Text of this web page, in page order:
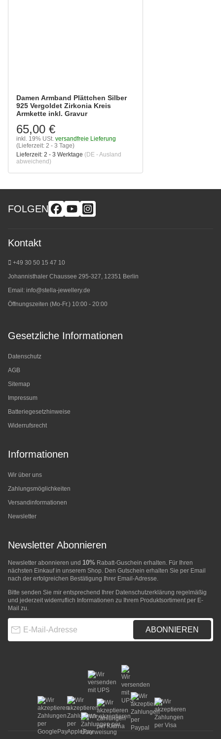
Damen Armband Plättchen Silber
925 Vergoldet Zirkonia Kreis
Armkette inkl. Gravur
65,00 €
inkl. 19% USt. versandfreie Lieferung
(Lieferzeit: 2 - 3 Tage)
Lieferzeit: 2 - 3 Werktage (DE - Ausland
abweichend)
FOLGEN
Kontakt
+49 30 50 15 47 10
Johannisthaler Chaussee 295-327, 12351 Berlin
Email: info@stella-jewellery.de
Öffnungszeiten (Mo-Fr.) 10:00 - 20:00
Gesetzliche Informationen
Datenschutz
AGB
Sitemap
Impressum
Batteriegesetzhinweise
Widerrufsrecht
Informationen
Wir über uns
Zahlungsmöglichkeiten
Versandinformationen
Newsletter
Newsletter Abonnieren
Newsletter abonnieren und 10% Rabatt-Guschein erhalten. Für Ihren
nächsten Einkauf in unserem Shop. Den Gutschein erhalten Sie per Email
nach der erfolgreichen Bestätigung Ihrer Email-Adresse.
Bitte senden Sie mir entsprechend Ihrer Datenschutzerklärung regelmäßig
und jederzeit widerruflich Informationen zu Ihrem Produktsortiment per E-
Mail zu.
ABONNIEREN